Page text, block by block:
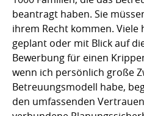
beantragt haben. Sie
ihrem Recht kommen. Viele
geplant oder mit Blick auf
Bewerbung für einen
wenn ich persönlich große
Betreuungsmodell habe,
den umfassenden